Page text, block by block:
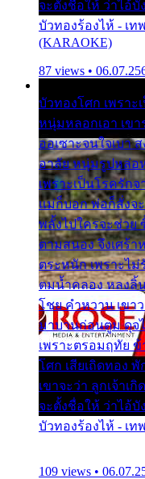
จะตั้งชื่อให้ ว่าไอ้บั
บัวทองร้องไห้ - เ
(KARAOKE)
87 views •
บัวทองโศก เพรา
หนุ่มหลอกเอา เข
ออเซาะจนใจเบา
อาลัย หนุ่มรูปหล่อ
เพราะเป็นโรครัก
แม่ก็บอก พ่อก็สั่งจ
พลั้งไปใครจะช่วย
ตามสนอง จึงเศร้
ตระหนัก เพราะไ
ตมน้ำคลอง หลงลิ้
โชย คำหวาน เขา
มาบานก่อนตูม ดุจ
เพราะตรอมฤทัย
โศก เสียเถิดทอง
เขาจะว่า ลูกเจ้าเ
จะตั้งชื่อให้ ว่าไอ้บั
บัวทองร้องไห้ - เท
109 views •